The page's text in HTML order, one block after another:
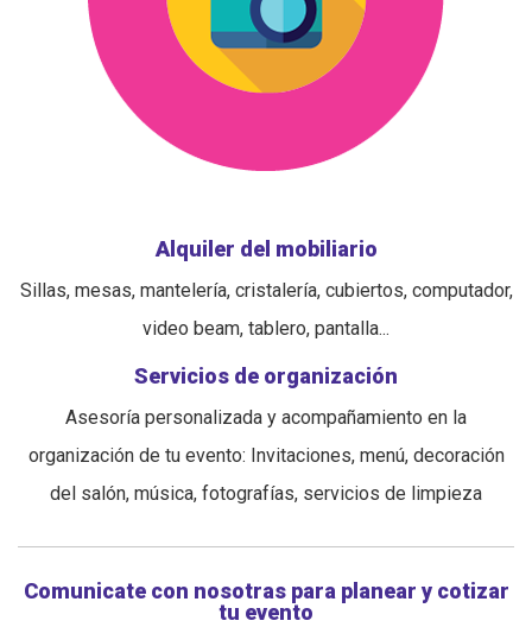
Alquiler del mobiliario
Sillas, mesas, mantelería, cristalería, cubiertos, computador,
video beam, tablero, pantalla...
Servicios de organización
Asesoría personalizada y acompañamiento en la
organización de tu evento: Invitaciones, menú, decoración
del salón, música, fotografías, servicios de limpieza
Comunicate con nosotras para planear y cotizar
tu evento